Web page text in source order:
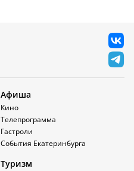
Афиша
Кино
Телепрограмма
Гастроли
События Екатеринбурга
Туризм